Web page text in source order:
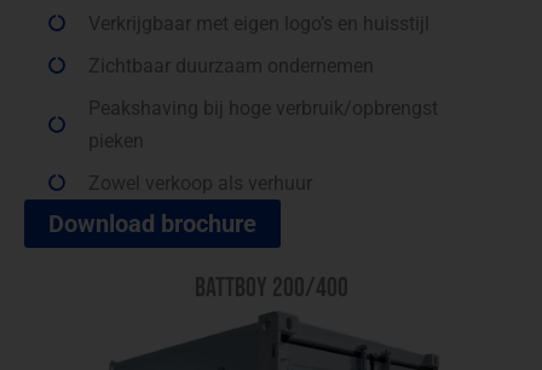
BATTBOY 200/400
Verkrijgbaar met eigen logoʼs en huisstijl
Zichtbaar duurzaam ondernemen
Peakshaving bij hoge verbruik/opbrengst
pieken
Zowel verkoop als verhuur
Download brochure